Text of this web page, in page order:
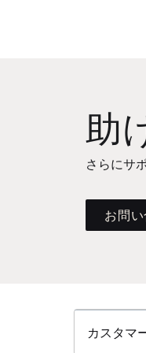
助
さらにサ
お問
カスタマ